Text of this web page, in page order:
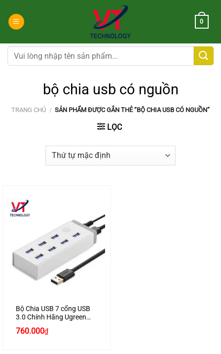
đến
dung
0
Tìm
kiếm:
bộ chia usb có nguồn
TRANG CHỦ / SẢN PHẨM ĐƯỢC GẮN THẺ “BỘ CHIA USB CÓ NGUỒN”
LỌC
Bộ Chia USB 7 cổng USB
3.0 Chính Hãng Ugreen
12V4A Cao Cấp
760.000₫